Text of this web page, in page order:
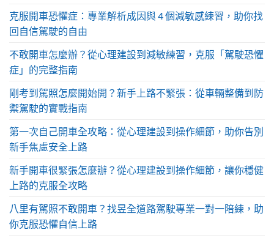
克服開車恐懼症：專業解析成因與 4 個減敏感練習，助你找
回自信駕駛的自由
不敢開車怎麼辦？從心理建設到減敏練習，克服「駕駛恐懼
症」的完整指南
剛考到駕照怎麼開始開？新手上路不緊張：從車輛整備到防
禦駕駛的實戰指南
第一次自己開車全攻略：從心理建設到操作細節，助你告別
新手焦慮安全上路
新手開車很緊張怎麼辦？從心理建設到操作細節，讓你穩健
上路的克服全攻略
八里有駕照不敢開車？找昱全道路駕駛專業一對一陪練，助
你克服恐懼自信上路